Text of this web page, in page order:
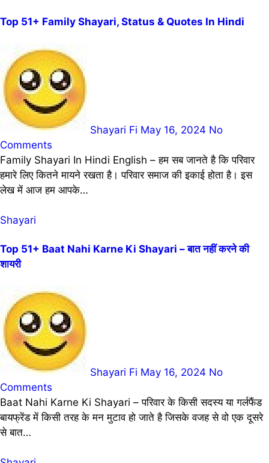
Top 51+ Family Shayari, Status & Quotes In Hindi
Shayari Fi May 16, 2024 No
Comments
Family Shayari In Hindi English – हम सब जानते है कि परिवार
हमारे लिए कितने मायने रखता है। परिवार समाज की इकाई होता है। इस
लेख में आज हम आपके…
Shayari
Top 51+ Baat Nahi Karne Ki Shayari – बात नहीं करने की
शायरी
Shayari Fi May 16, 2024 No
Comments
Baat Nahi Karne Ki Shayari – परिवार के किसी सदस्य या गर्लफैंड
बायफ्रेंड में किसी तरह के मन मुटाव हो जाते है जिसके वजह से वो एक दूसरे
से बात…